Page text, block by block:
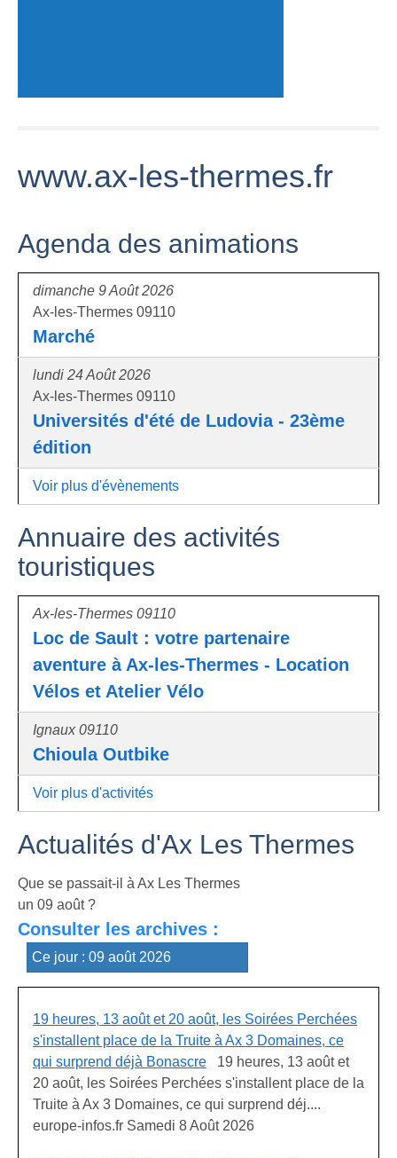
www.ax-les-thermes.fr
Agenda des animations
dimanche 9 Août 2026
Ax-les-Thermes 09110
Marché
lundi 24 Août 2026
Ax-les-Thermes 09110
Universités d'été de Ludovia - 23ème
édition
Voir plus d'évènements
Annuaire des activités
touristiques
Ax-les-Thermes 09110
Loc de Sault : votre partenaire
aventure à Ax-les-Thermes - Location
Vélos et Atelier Vélo
Ignaux 09110
Chioula Outbike
Voir plus d'activités
Actualités d'Ax Les Thermes
Que se passait-il à Ax Les Thermes
un 09 août ?
Consulter les archives :
19 heures, 13 août et 20 août, les Soirées Perchées
s'installent place de la Truite à Ax 3 Domaines, ce
qui surprend déjà Bonascre 19 heures, 13 août et
20 août, les Soirées Perchées s'installent place de la
Truite à Ax 3 Domaines, ce qui surprend déj....
europe-infos.fr Samedi 8 Août 2026